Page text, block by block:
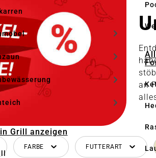
Grill anzeigen
an
FARBE FUTTERART